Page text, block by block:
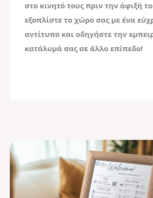
στο κινητό τους πριν την άφιξή
εξοπλίστε το χώρο σας με ένα
αντίτυπο και οδηγήστε την
κατάλυμά σας σε άλλο επίπεδο!